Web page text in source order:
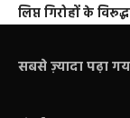
लिप्त गिरोहों के
सबसे ज़्यादा पढ़ा